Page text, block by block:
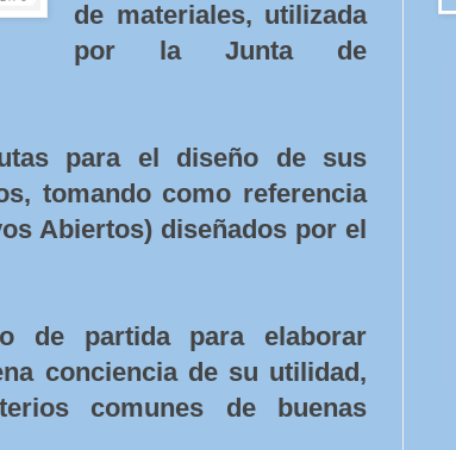
de materiales, utilizada
por la Junta de
para el diseño de sus
tomando como referencia
Abiertos) diseñados por el
de partida para elaborar
conciencia de su utilidad,
comunes de buenas